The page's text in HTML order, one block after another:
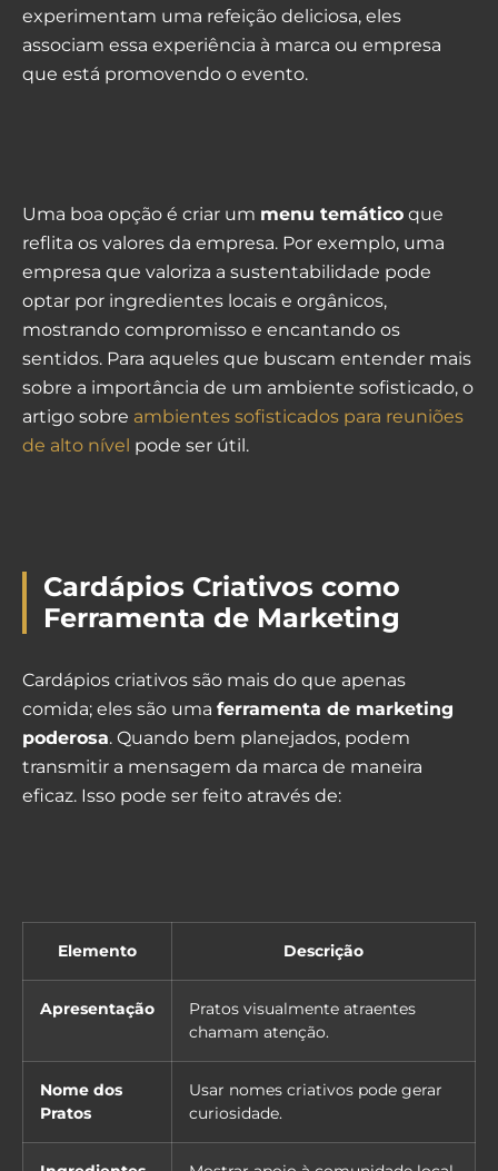
experimentam uma refeição deliciosa, eles
associam essa experiência à marca ou empresa
que está promovendo o evento.
Uma boa opção é criar um menu temático que
reflita os valores da empresa. Por exemplo, uma
empresa que valoriza a sustentabilidade pode
optar por ingredientes locais e orgânicos,
mostrando compromisso e encantando os
sentidos. Para aqueles que buscam entender mais
sobre a importância de um ambiente sofisticado, o
artigo sobre ambientes sofisticados para reuniões
de alto nível pode ser útil.
Cardápios Criativos como
Ferramenta de Marketing
Cardápios criativos são mais do que apenas
comida; eles são uma ferramenta de marketing
poderosa. Quando bem planejados, podem
transmitir a mensagem da marca de maneira
eficaz. Isso pode ser feito através de:
Elemento Descrição
Apresentação
Pratos visualmente atraentes
chamam atenção.
Nome dos
Pratos
Usar nomes criativos pode gerar
curiosidade.